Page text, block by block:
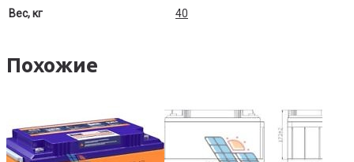
Вес, кг 40
Похожие